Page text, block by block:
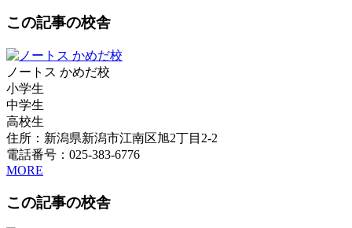
この記事の校舎
ノートス かめだ校
小学生
中学生
高校生
住所：新潟県新潟市江南区旭2丁目2-2
電話番号：025-383-6776
MORE
この記事の校舎